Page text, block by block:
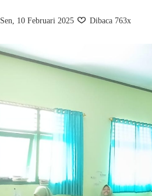
Sen, 10 Februari 2025 Dibaca 763x